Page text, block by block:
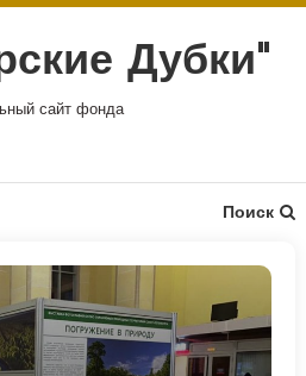
Дубки"
сайт фонда
Поиск